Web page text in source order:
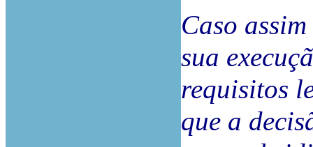
Caso
sua
requisitos
que a